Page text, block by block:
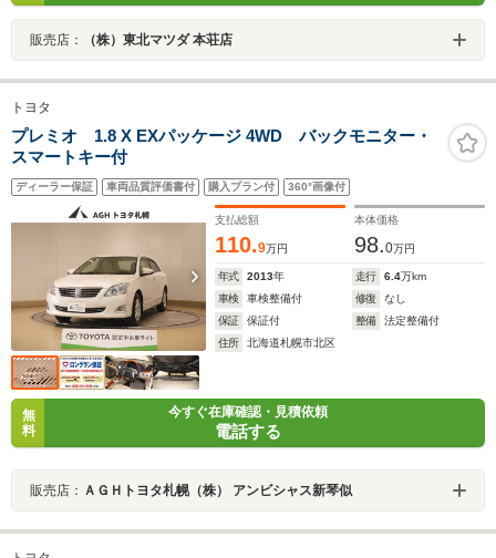
販売店： （株）東北マツダ 本荘店
トヨタ
プレミオ 1.8 X EXパッケージ 4WD バックモニター・
スマートキー付
ディーラー保証 車両品質評価書付 購入プラン付 360°画像付
支払総額
110.9万円
本体価格
98.0万円
年式 2013年 走行 6.4万km
車検
車検整備付 修復
なし
保証
保証付 整備
法定整備付
住所
北海道札幌市北区
無
料
今すぐ在庫確認・見積依頼
電話する
販売店： ＡＧＨトヨタ札幌（株） アンビシャス新琴似